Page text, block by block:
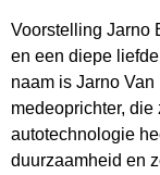
Voorstelling Jarno
en een diepe
naam is Jarno
medeoprichter,
autotechnologie
duurzaamheid en